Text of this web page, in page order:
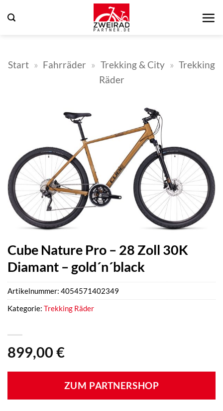
Inhalt
Start » Fahrräder » Trekking & City » Trekking
Räder
Cube Nature Pro – 28 Zoll 30K
Diamant – gold´n´black
899,00 €
ZUM PARTNERSHOP
Artikelnummer: 4054571402349
Kategorie: Trekking Räder